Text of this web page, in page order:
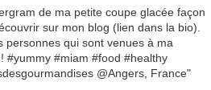
@Angers, France